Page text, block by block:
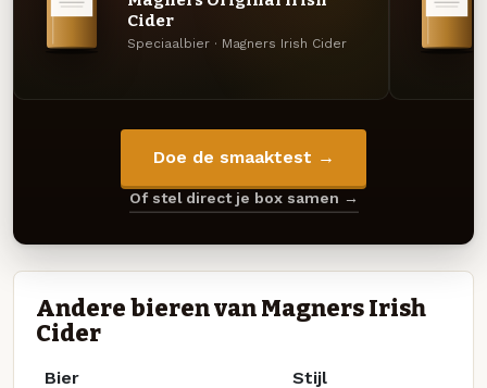
Cider
Speciaalbier · Magners Irish Cider
Doe de smaaktest →
Of stel direct je box samen →
Andere bieren van Magners Irish
Cider
Bier Stijl